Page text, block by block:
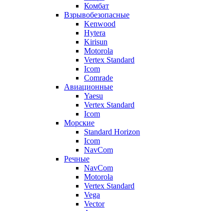
Комбат
Взрывобезопасные
Kenwood
Hytera
Kirisun
Motorola
Vertex Standard
Icom
Comrade
Авиационные
Yaesu
Vertex Standard
Icom
Морские
Standard Horizon
Icom
NavCom
Речные
NavCom
Motorola
Vertex Standard
Vega
Vector